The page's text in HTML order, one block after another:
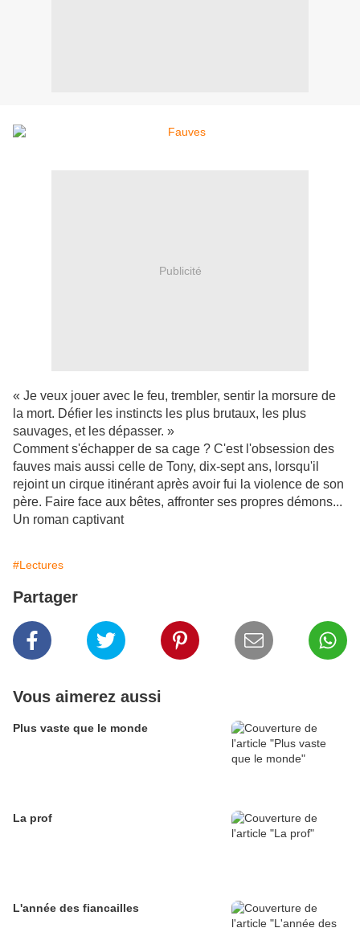
Publicité
« Je veux jouer avec le feu, trembler, sentir la morsure de
la mort. Défier les instincts les plus brutaux, les plus
sauvages, et les dépasser. »
Comment s'échapper de sa cage ? C'est l'obsession des
fauves mais aussi celle de Tony, dix-sept ans, lorsqu'il
rejoint un cirque itinérant après avoir fui la violence de son
père. Faire face aux bêtes, affronter ses propres démons...
Un roman captivant
#Lectures
Partager
Vous aimerez aussi
Plus vaste que le monde
La prof
L'année des fiancailles